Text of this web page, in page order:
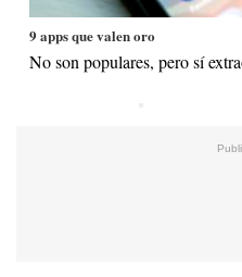
9 apps que valen oro
No son populares, pero sí